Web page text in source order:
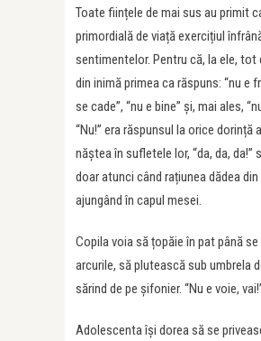
Toate ființele de mai sus au primit
primordială de viață exercițiul
sentimentelor. Pentru că, la ele, tot
din inimă primea ca răspuns: “nu e
se cade”, “nu e bine” și, mai ales,
“Nu!” era răspunsul la orice dorință
năștea în sufletele lor, “da, da, da!”
doar atunci când rațiunea dădea
ajungând în capul mesei.
Copila voia să țopăie în pat până se
arcurile, să plutească sub umbrela
sărind de pe șifonier. “Nu e voie,
Adolescenta își dorea să se